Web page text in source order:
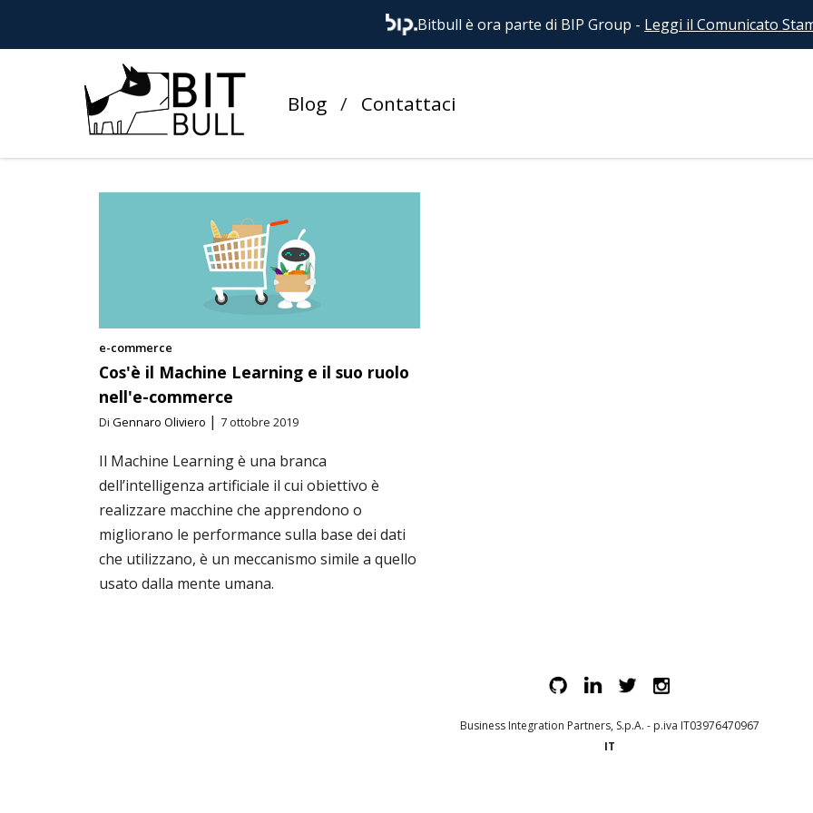
Bitbull è ora parte di BIP Group - Leggi il Comunicato
Blog Contattaci
Gennaro Oliviero
Autore ospitato
e-commerce
Cos'è il Machine Learning e il suo ruolo
nell'e-commerce
Di Gennaro Oliviero | 7 ottobre 2019
Il Machine Learning è una branca
dell’intelligenza artificiale il cui obiettivo è
realizzare macchine che apprendono o
migliorano le performance sulla base dei dati
che utilizzano, è un meccanismo simile a quello
usato dalla mente umana.
Business Integration Partners, S.p.A. - p.iva IT03976470967
IT